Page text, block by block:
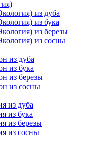
из дуба
из бука
из березы
из сосны
из дуба
из бука
из березы
из сосны
из дуба
из бука
из березы
из сосны